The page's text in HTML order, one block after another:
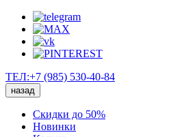
ТЕЛ:+7 (985) 530-40-84
назад
Скидки до 50%
Новинки